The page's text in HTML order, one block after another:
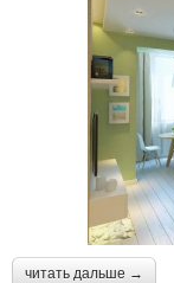
читать дальше →